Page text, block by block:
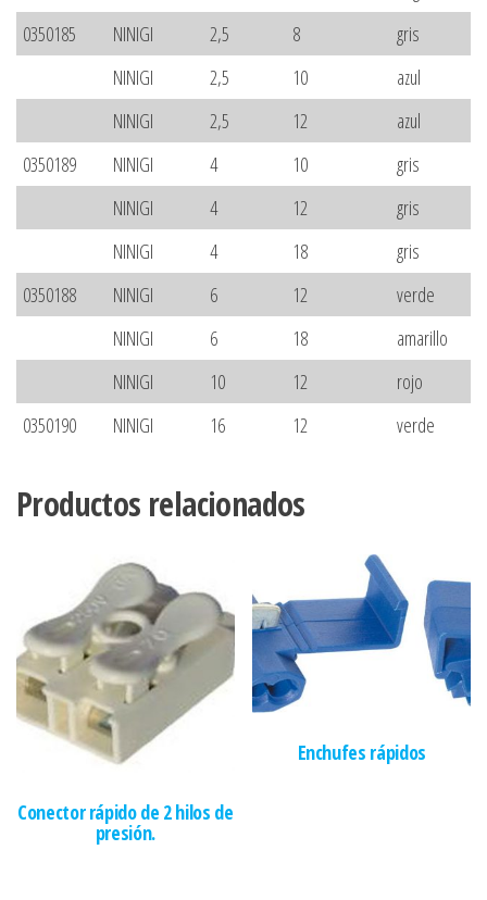
0350185
NINIGI 2,5 8
gris
NINIGI
2,5 10
azul
NINIGI
2,5 12
azul
0350189
NINIGI 4 10
gris
NINIGI
4 12
gris
NINIGI
4 18
gris
0350188
NINIGI 6 12
verde
NINIGI
6 18
amarillo
NINIGI
10 12
rojo
0350190
NINIGI 16 12 verde
Productos relacionados
Conector rápido de 2 hilos de
presión.
Enchufes rápidos